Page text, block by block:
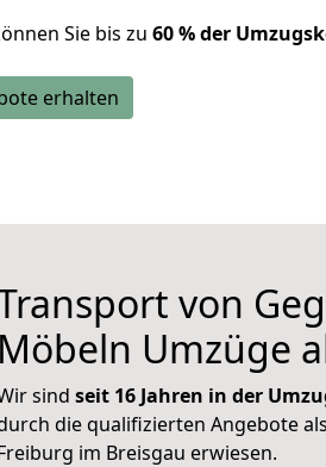
Sie bis zu 60 % der
erhalten
von
Möbeln Umzüge
sind seit 16 Jahren in der
die qualifizierten Angebote
im Breisgau erwiesen.